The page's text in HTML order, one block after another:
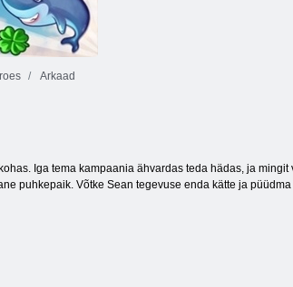
Tagasi
Candyland 2
juurde
Arkaad
Iga tema kampaania ähvardas teda hädas, ja
puhkepaik. Võtke Sean tegevuse enda kätte ja